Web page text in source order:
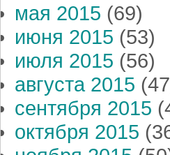
мая 2015 (69)
июня 2015 (53)
июля 2015 (56)
августа 2015
сентября 2015
октября 2015